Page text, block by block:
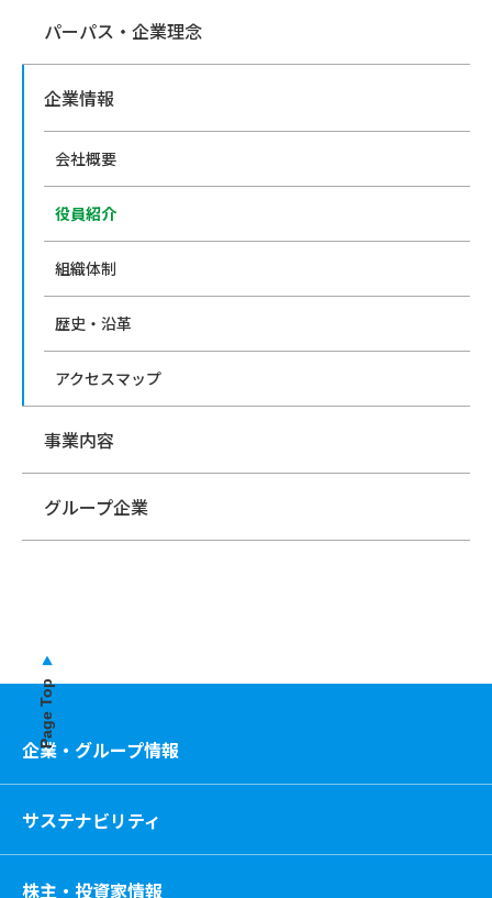
パーパス・企業理念
企業情報
会社概要
役員紹介
組織体制
歴史・沿革
アクセスマップ
事業内容
グループ企業
Page Top
企業・グループ情報
サステナビリティ
株主・投資家情報